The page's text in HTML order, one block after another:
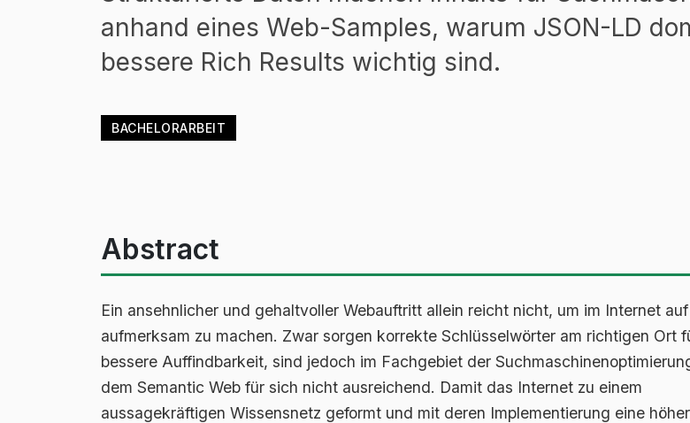
anhand eines Web-Samples, warum JSON-LD
bessere Rich Results wichtig sind.
BACHELORARBEIT
Abstract
Ein ansehnlicher und gehaltvoller Webauftritt allein reicht nicht, um im Internet
aufmerksam zu machen. Zwar sorgen korrekte Schlüsselwörter am richtigen Ort
bessere Auffindbarkeit, sind jedoch im Fachgebiet der
dem Semantic Web für sich nicht ausreichend. Damit das Internet zu einem
aussagekräftigen Wissensnetz geformt und mit deren Implementierung eine